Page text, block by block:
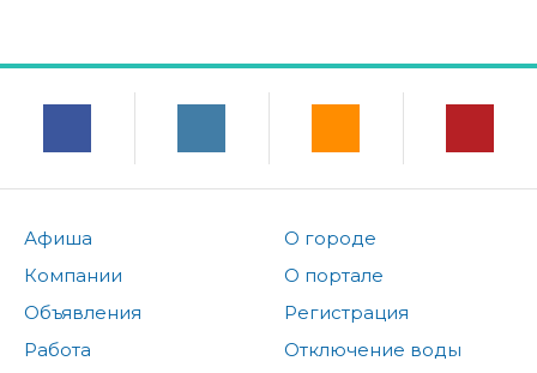
Афиша
Компании
Объявления
Работа
О городе
О портале
Регистрация
Отключение воды